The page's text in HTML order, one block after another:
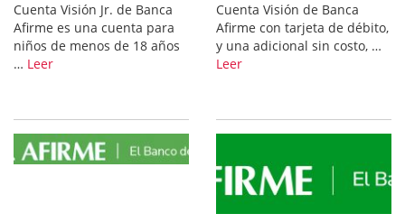
Cuenta Visión Jr. de Banca
Afirme es una cuenta para
niños de menos de 18 años
… Leer
Cuenta Visión de Banca
Afirme con tarjeta de débito,
y una adicional sin costo, …
Leer